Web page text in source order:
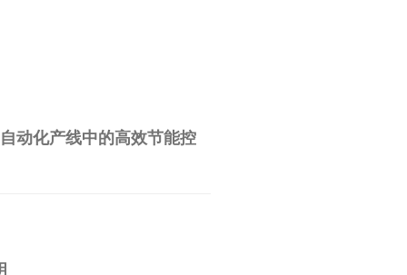
动化产线中的高效节能控